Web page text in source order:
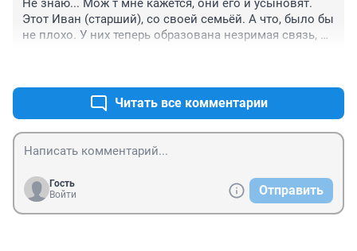
Не знаю... Мож т мне кажется, они его и усыновят.
Этот Иван (старший), со своей семьёй. А что, было бы
не плохо. У них теперь образована незримая связь,
Читать все комментарии
Гость
Войти
Отправить